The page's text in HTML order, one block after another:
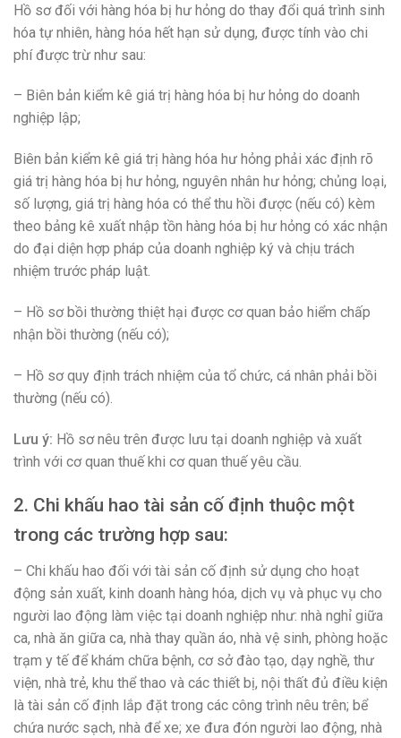
Hồ sơ đối với hàng hóa bị hư hỏng do thay đổi quá trình sinh
hóa tự nhiên, hàng hóa hết hạn sử dụng, được tính vào chi
phí được trừ như sau:
– Biên bản kiểm kê giá trị hàng hóa bị hư hỏng do doanh
nghiệp lập;
Biên bản kiểm kê giá trị hàng hóa hư hỏng phải xác định rõ
giá trị hàng hóa bị hư hỏng, nguyên nhân hư hỏng; chủng loại,
số lượng, giá trị hàng hóa có thể thu hồi được (nếu có) kèm
theo bảng kê xuất nhập tồn hàng hóa bị hư hỏng có xác nhận
do đại diện hợp pháp của doanh nghiệp ký và chịu trách
nhiệm trước pháp luật.
– Hồ sơ bồi thường thiệt hại được cơ quan bảo hiểm chấp
nhận bồi thường (nếu có);
– Hồ sơ quy định trách nhiệm của tổ chức, cá nhân phải bồi
thường (nếu có).
Lưu ý: Hồ sơ nêu trên được lưu tại doanh nghiệp và xuất
trình với cơ quan thuế khi cơ quan thuế yêu cầu.
2. Chi khấu hao tài sản cố định thuộc một
trong các trường hợp sau:
– Chi khấu hao đối với tài sản cố định sử dụng cho hoạt
động sản xuất, kinh doanh hàng hóa, dịch vụ và phục vụ cho
người lao động làm việc tại doanh nghiệp như: nhà nghỉ giữa
ca, nhà ăn giữa ca, nhà thay quần áo, nhà vệ sinh, phòng hoặc
trạm y tế để khám chữa bệnh, cơ sở đào tạo, dạy nghề, thư
viện, nhà trẻ, khu thể thao và các thiết bị, nội thất đủ điều kiện
là tài sản cố định lắp đặt trong các công trình nêu trên; bể
chứa nước sạch, nhà để xe; xe đưa đón người lao động, nhà